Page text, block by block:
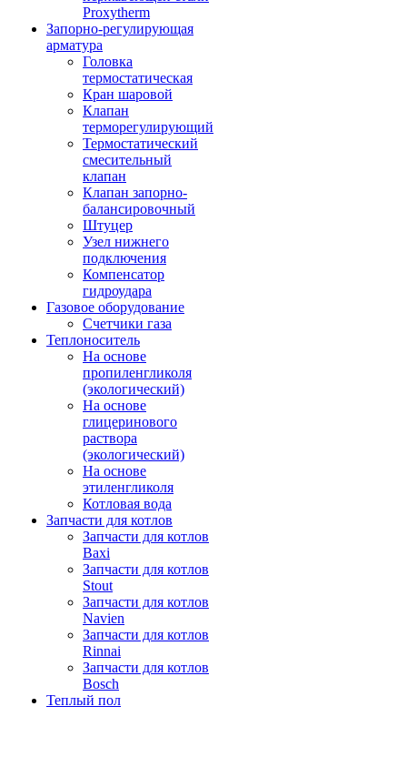
Proxytherm
Запорно-регулирующая
арматура
Головка
термостатическая
Кран шаровой
Клапан
терморегулирующий
Термостатический
смесительный
клапан
Клапан запорно-
балансировочный
Штуцер
Узел нижнего
подключения
Компенсатор
гидроудара
Газовое оборудование
Счетчики газа
Теплоноситель
На основе
пропиленгликоля
(экологический)
На основе
глицеринового
раствора
(экологический)
На основе
этиленгликоля
Котловая вода
Запчасти для котлов
Запчасти для котлов
Baxi
Запчасти для котлов
Stout
Запчасти для котлов
Navien
Запчасти для котлов
Rinnai
Запчасти для котлов
Bosch
Теплый пол